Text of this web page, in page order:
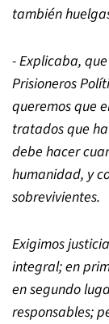
también
- Explicaba,
Prisioneros
queremos que
tratados que ha
debe hacer
humanidad, y
sobrevivientes.
Exigimos
integral; en
en segundo
responsables;